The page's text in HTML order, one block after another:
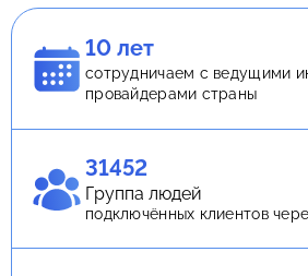
10 лет
сотрудничаем с ведущими
провайдерами страны
31452
Группа людей
подключённых клиентов